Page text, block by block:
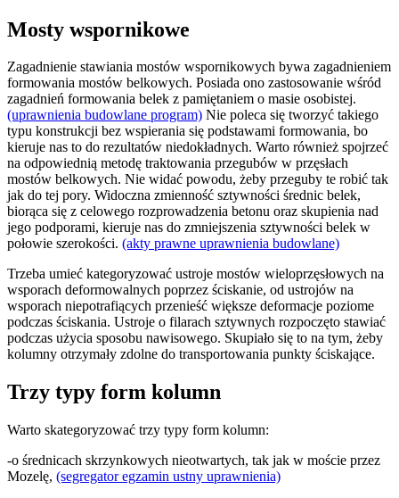
Mosty wspornikowe
Zagadnienie stawiania mostów wspornikowych bywa zagadnieniem
formowania mostów belkowych. Posiada ono zastosowanie wśród
zagadnień formowania belek z pamiętaniem o masie osobistej.
(uprawnienia budowlane program) Nie poleca się tworzyć takiego
typu konstrukcji bez wspierania się podstawami formowania, bo
kieruje nas to do rezultatów niedokładnych. Warto również spojrzeć
na odpowiednią metodę traktowania przegubów w przęsłach
mostów belkowych. Nie widać powodu, żeby przeguby te robić tak
jak do tej pory. Widoczna zmienność sztywności średnic belek,
biorąca się z celowego rozprowadzenia betonu oraz skupienia nad
jego podporami, kieruje nas do zmniejszenia sztywności belek w
połowie szerokości. (akty prawne uprawnienia budowlane)
Trzeba umieć kategoryzować ustroje mostów wieloprzęsłowych na
wsporach deformowalnych poprzez ściskanie, od ustrojów na
wsporach niepotrafiących przenieść większe deformacje poziome
podczas ściskania. Ustroje o filarach sztywnych rozpoczęto stawiać
podczas użycia sposobu nawisowego. Skupiało się to na tym, żeby
kolumny otrzymały zdolne do transportowania punkty ściskające.
Trzy typy form kolumn
Warto skategoryzować trzy typy form kolumn:
-o średnicach skrzynkowych nieotwartych, tak jak w moście przez
Mozelę, (segregator egzamin ustny uprawnienia)